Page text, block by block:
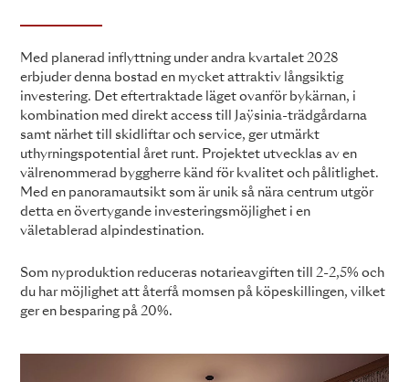
Med planerad inflyttning under andra kvartalet 2028
erbjuder denna bostad en mycket attraktiv långsiktig
investering. Det eftertraktade läget ovanför bykärnan, i
kombination med direkt access till Jaÿsinia-trädgårdarna
samt närhet till skidliftar och service, ger utmärkt
uthyrningspotential året runt. Projektet utvecklas av en
välrenommerad byggherre känd för kvalitet och pålitlighet.
Med en panoramautsikt som är unik så nära centrum utgör
detta en övertygande investeringsmöjlighet i en
väletablerad alpindestination.
Som nyproduktion reduceras notarieavgiften till 2-2,5% och
du har möjlighet att återfå momsen på köpeskillingen, vilket
ger en besparing på 20%.